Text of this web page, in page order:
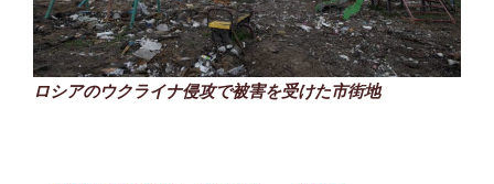
ロシアのウクライナ侵攻で被害を受けた市街地